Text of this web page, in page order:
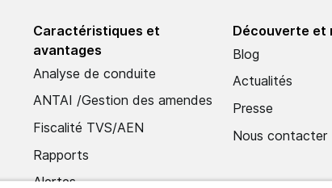
Caractéristiques et
avantages
Analyse de conduite
ANTAI /Gestion des amendes
Fiscalité TVS/AEN
Rapports
Alertes
Découverte et
Blog
Actualités
Presse
Nous contacter